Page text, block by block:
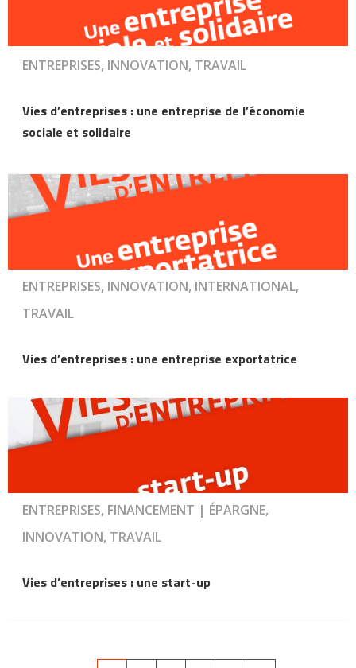
ENTREPRISES, INNOVATION, TRAVAIL
Vies d’entreprises : une entreprise de l’économie
sociale et solidaire
ENTREPRISES, INNOVATION, INTERNATIONAL,
TRAVAIL
Vies d’entreprises : une entreprise exportatrice
ENTREPRISES, FINANCEMENT | ÉPARGNE,
INNOVATION, TRAVAIL
Vies d’entreprises : une start-up